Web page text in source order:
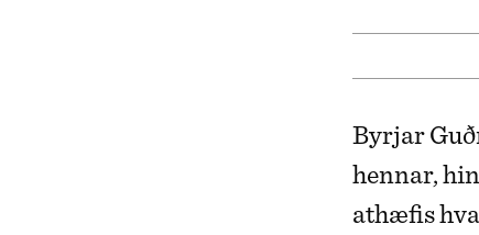
Byrjar
hennar,
athæfis